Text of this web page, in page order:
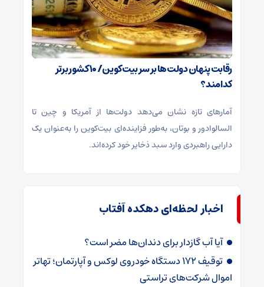
رقابت پنهان دولت‌ها بر سر بیت‌کوین/ ۱۰ کشور برتر
کدامند؟
آمارهای تازه نشان می‌دهد دولت‌ها از آمریکا و چین تا
السالوادور و بوتان، به‌طور فزاینده‌ای بیت‌کوین را به‌عنوان یک
دارایی راهبردی وارد سبد ذخایر خود کرده‌اند.
اخبار لحظه‌ای دهکده آفتاب
آیا آب گازدار برای دندان‌ها مضر است؟
توقیف ۱۷۲ دستگاه خودروی لوکس و آپارتمان؛ تهاتر
اموال شرکت‌های تراستی